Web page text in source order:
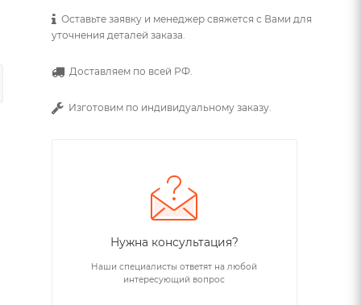
Оставьте заявку и менеджер свяжется с Вами для
уточнения деталей заказа.
Доставляем по всей РФ.
Изготовим по индивидуальному заказу.
Нужна консультация?
Наши специалисты ответят на любой
интересующий вопрос